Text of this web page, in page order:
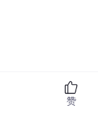
赞